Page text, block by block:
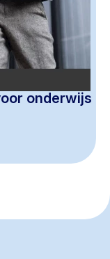
onderwijs